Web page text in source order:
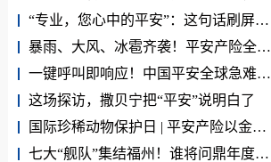
“专业，您心中的平安”：这句话刷屏的背后是……
暴雨、大风、冰雹齐袭！平安产险全力应对，迅速开展理赔救援服务
一键呼叫即响应！中国平安全球急难救援全程守护客户就医路
这场探访，撒贝宁把“平安”说明白了
国际珍稀动物保护日 | 平安产险以金融之力守护“国宝”平安
七大“舰队”集结福州！谁将问鼎年度总会长？速来打Call！